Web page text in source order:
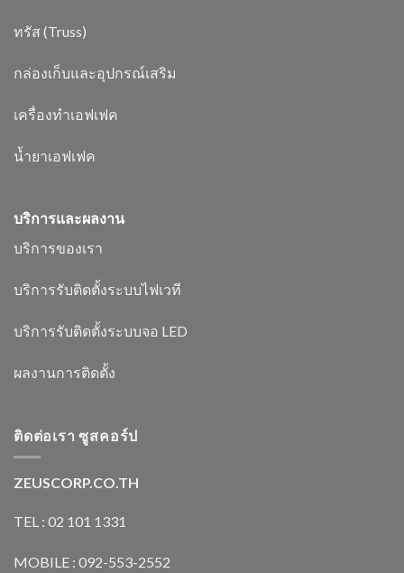
ทรัส (Truss)
กล่องเก็บและอุปกรณ์เสริม
เครื่องทำเอฟเฟค
น้ำยาเอฟเฟค
บริการและผลงาน
บริการของเรา
บริการรับติดตั้งระบบไฟเวที
บริการรับติดตั้งระบบจอ LED
ผลงานการติดตั้ง
ติดต่อเรา ซูสคอร์ป
ZEUSCORP.CO.TH
TEL : 02 101 1331
MOBILE : 092-553-2552